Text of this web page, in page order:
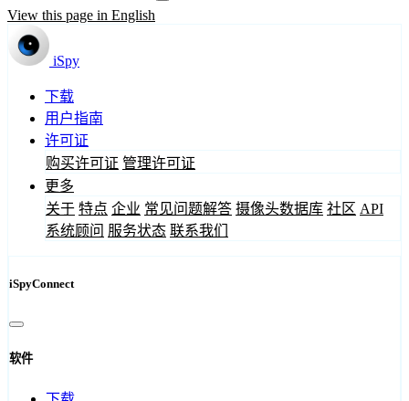
View this page in English
iSpy
下载
用户指南
许可证
购买许可证 管理许可证
更多
关于 特点 企业 常见问题解答 摄像头数据库 社区 API
系统顾问 服务状态 联系我们
iSpyConnect
软件